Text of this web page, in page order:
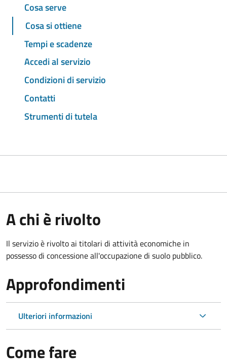
Cosa serve
Cosa si ottiene
Tempi e scadenze
Accedi al servizio
Condizioni di servizio
Contatti
Strumenti di tutela
A chi è rivolto
Il servizio è rivolto ai titolari di attività economiche in
possesso di concessione all'occupazione di suolo pubblico.
Approfondimenti
Ulteriori informazioni
Come fare